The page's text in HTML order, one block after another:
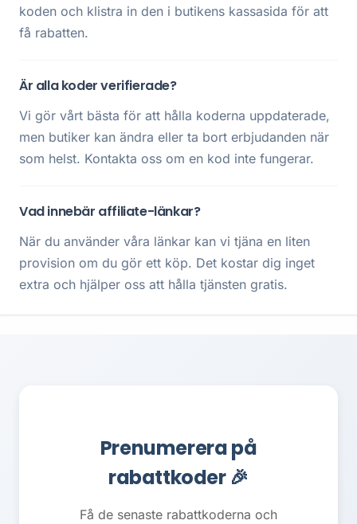
koden och klistra in den i butikens kassasida för att
få rabatten.
Är alla koder verifierade?
Vi gör vårt bästa för att hålla koderna uppdaterade,
men butiker kan ändra eller ta bort erbjudanden när
som helst. Kontakta oss om en kod inte fungerar.
Vad innebär affiliate-länkar?
När du använder våra länkar kan vi tjäna en liten
provision om du gör ett köp. Det kostar dig inget
extra och hjälper oss att hålla tjänsten gratis.
Prenumerera på
rabattkoder 🎉
Få de senaste rabattkoderna och